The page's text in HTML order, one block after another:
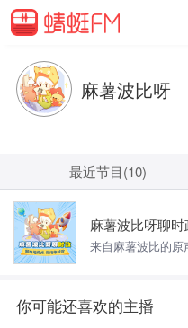
麻薯波比呀
最近节目(10)
麻薯波比呀聊时
来自麻薯波比的